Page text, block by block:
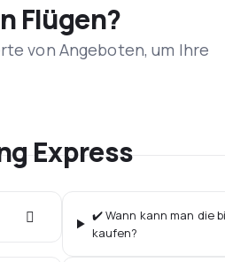
Flügen?
von Angeboten, um Ihre
Express
✔️ Wann kann man die
kaufen?